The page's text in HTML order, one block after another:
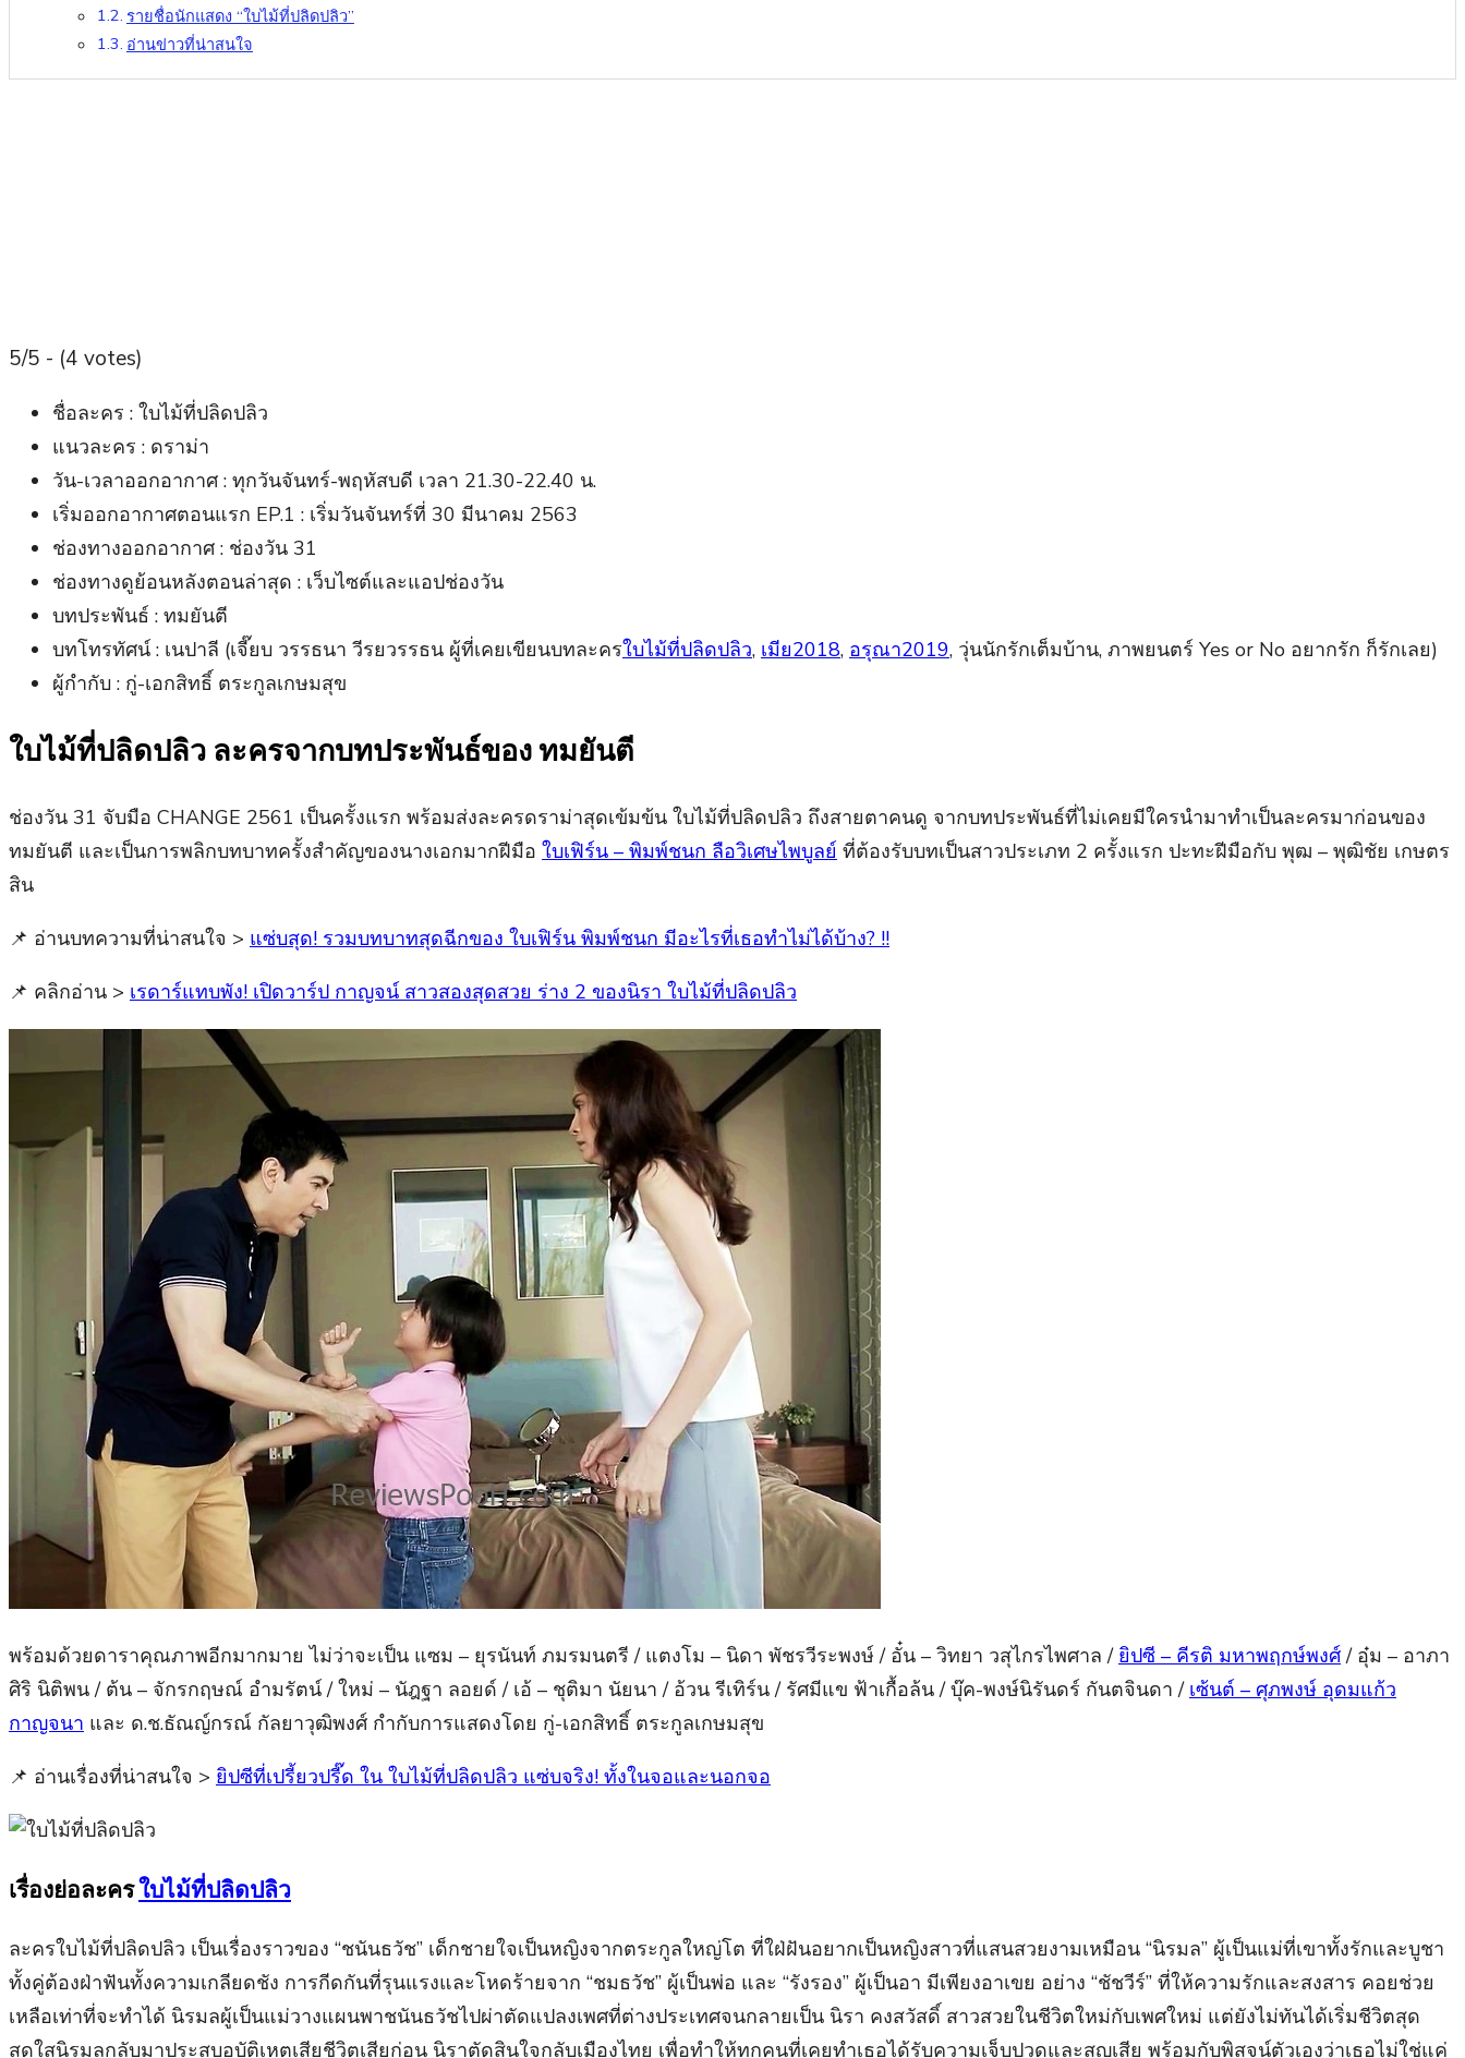
รายชื่อนักแสดง “ใบไม้ที่ปลิดปลิว”
อ่านข่าวที่น่าสนใจ
5/5 - (4 votes)
ชื่อละคร : ใบไม้ที่ปลิดปลิว
แนวละคร : ดราม่า
วัน-เวลาออกอากาศ : ทุกวันจันทร์-พฤหัสบดี เวลา 21.30-22.40 น.
เริ่มออกอากาศตอนแรก EP.1 : เริ่มวันจันทร์ที่ 30 มีนาคม 2563
ช่องทางออกอากาศ : ช่องวัน 31
ช่องทางดูย้อนหลังตอนล่าสุด : เว็บไซต์และแอปช่องวัน
บทประพันธ์ : ทมยันตี
บทโทรทัศน์ : เนปาลี (เจี๊ยบ วรรธนา วีรยวรรธน ผู้ที่เคยเขียนบทละครใบไม้ที่ปลิดปลิว, เมีย2018, อรุณา2019, วุ่นนักรักเต็มบ้าน, ภาพยนตร์ Yes or No อยากรัก ก็รักเลย)
ผู้กำกับ : กู่-เอกสิทธิ์ ตระกูลเกษมสุข
ใบไม้ที่ปลิดปลิว ละครจากบทประพันธ์ของ ทมยันตี
ช่องวัน 31 จับมือ CHANGE 2561 เป็นครั้งแรก พร้อมส่งละครดราม่าสุดเข้มข้น ใบไม้ที่ปลิดปลิว ถึงสายตาคนดู จากบทประพันธ์ที่ไม่เคยมีใครนำมาทำเป็นละครมาก่อนของ
ทมยันตี และเป็นการพลิกบทบาทครั้งสำคัญของนางเอกมากฝีมือ ใบเฟิร์น – พิมพ์ชนก ลือวิเศษไพบูลย์ ที่ต้องรับบทเป็นสาวประเภท 2 ครั้งแรก ปะทะฝีมือกับ พุฒ – พุฒิชัย เกษตร
สิน
📌 อ่านบทความที่น่าสนใจ > แซ่บสุด! รวมบทบาทสุดฉีกของ ใบเฟิร์น พิมพ์ชนก มีอะไรที่เธอทำไม่ได้บ้าง? !!
📌 คลิกอ่าน > เรดาร์แทบพัง! เปิดวาร์ป กาญจน์ สาวสองสุดสวย ร่าง 2 ของนิรา ใบไม้ที่ปลิดปลิว
พร้อมด้วยดาราคุณภาพอีกมากมาย ไม่ว่าจะเป็น แซม – ยุรนันท์ ภมรมนตรี / แตงโม – นิดา พัชรวีระพงษ์ / อั๋น – วิทยา วสุไกรไพศาล / ยิปซี – คีรติ มหาพฤกษ์พงศ์/ อุ๋ม – อาภา
ศิริ นิติพน / ต้น – จักรกฤษณ์ อำมรัตน์ / ใหม่ – นัฎฐา ลอยด์ / เอ้ – ชุติมา นัยนา / อ้วน รีเทิร์น / รัศมีแข ฟ้าเกื้อล้น / บุ๊ค-พงษ์นิรันดร์ กันตจินดา / เซ้นต์ – ศุภพงษ์ อุดมแก้ว
กาญจนา และ ด.ช.ธัณญ์กรณ์ กัลยาวุฒิพงศ์ กำกับการแสดงโดย กู่-เอกสิทธิ์ ตระกูลเกษมสุข
📌 อ่านเรื่องที่น่าสนใจ > ยิปซีที่เปรี้ยวปรี๊ด ใน ใบไม้ที่ปลิดปลิว แซ่บจริง! ทั้งในจอและนอกจอ
เรื่องย่อละครใบไม้ที่ปลิดปลิว
ละครใบไม้ที่ปลิดปลิว เป็นเรื่องราวของ “ชนันธวัช” เด็กชายใจเป็นหญิงจากตระกูลใหญ่โต ที่ใฝ่ฝันอยากเป็นหญิงสาวที่แสนสวยงามเหมือน “นิรมล” ผู้เป็นแม่ที่เขาทั้งรักและบูชา
ทั้งคู่ต้องฝ่าฟันทั้งความเกลียดชัง การกีดกันที่รุนแรงและโหดร้ายจาก “ชมธวัช” ผู้เป็นพ่อ และ “รังรอง” ผู้เป็นอา มีเพียงอาเขย อย่าง “ชัชวีร์” ที่ให้ความรักและสงสาร คอยช่วย
เหลือเท่าที่จะทำได้ นิรมลผู้เป็นแม่วางแผนพาชนันธวัชไปผ่าตัดแปลงเพศที่ต่างประเทศจนกลายเป็น นิรา คงสวัสดิ์ สาวสวยในชีวิตใหม่กับเพศใหม่ แต่ยังไม่ทันได้เริ่มชีวิตสุด
สดใสนิรมลกลับมาประสบอุบัติเหตุเสียชีวิตเสียก่อน นิราตัดสินใจกลับเมืองไทย เพื่อทำให้ทุกคนที่เคยทำเธอได้รับความเจ็บปวดและสูญเสีย พร้อมกับพิสูจน์ตัวเองว่าเธอไม่ใช่แค่